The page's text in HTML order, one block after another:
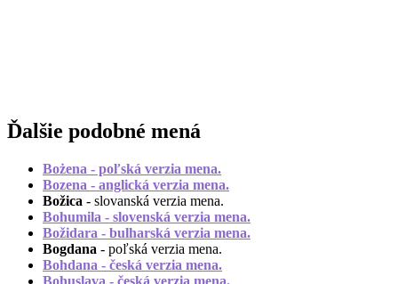
Ďalšie podobné mená
Bożena - poľská verzia mena.
Bozena - anglická verzia mena.
Božica - slovanská verzia mena.
Bohumila - slovenská verzia mena.
Božidara - bulharská verzia mena.
Bogdana - poľská verzia mena.
Bohdana - česká verzia mena.
Bohuslava - česká verzia mena.